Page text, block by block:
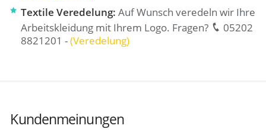
Textile Veredelung:Auf Wunsch veredeln wir Ihre
Arbeitskleidung mit Ihrem Logo. Fragen?
05202
8821201 -(Veredelung)
Kundenmeinungen